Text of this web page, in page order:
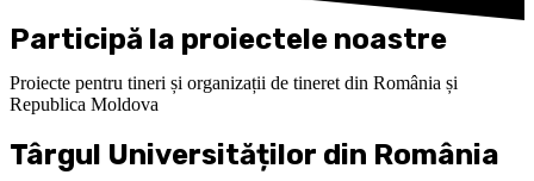
Participă la proiectele noastre
Proiecte pentru tineri și organizații de tineret din România și
Republica Moldova
Târgul Universităților din România